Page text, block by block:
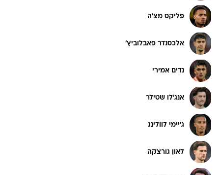
פליקס מצ'ה
אלכסנדר פאבלוביץ'
נדים אמירי
אנג'לו שטילר
ג'יימי לוולינג
לאון גורצקה